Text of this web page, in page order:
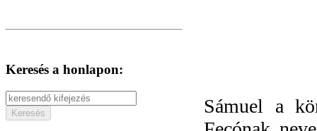
Keresés a honlapon:
Sámuel a